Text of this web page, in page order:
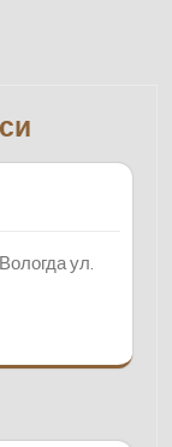
ул.